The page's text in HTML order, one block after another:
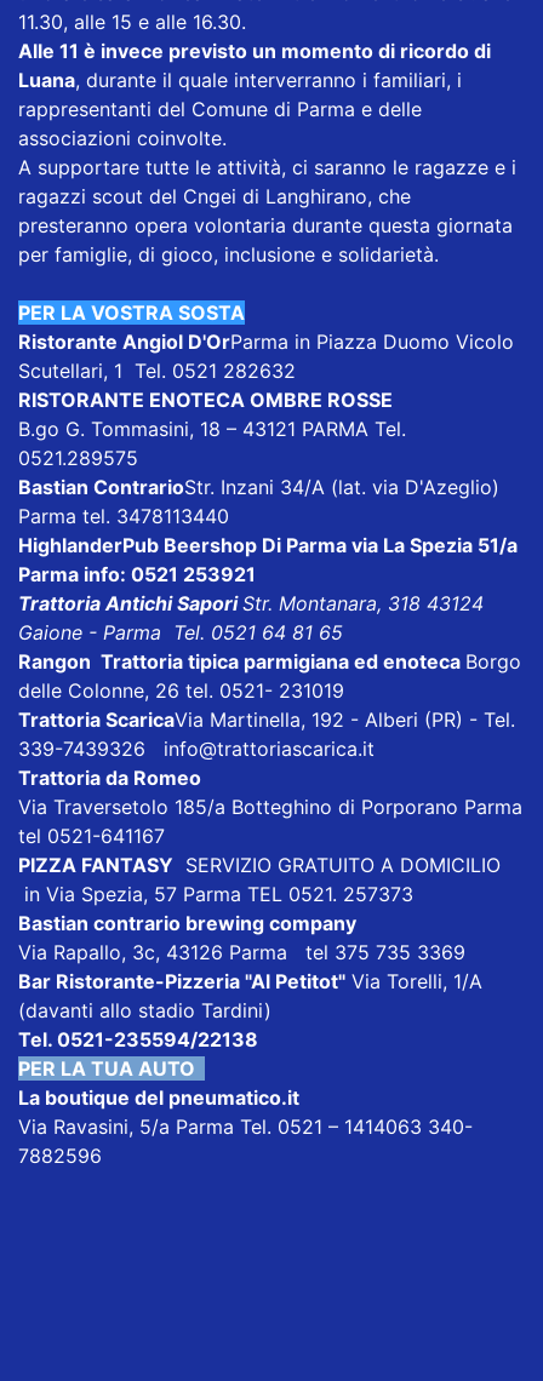
11.30, alle 15 e alle 16.30.
Alle 11 è invece previsto un momento di ricordo di
Luana, durante il quale interverranno i familiari, i
rappresentanti del Comune di Parma e delle
associazioni coinvolte.
A supportare tutte le attività, ci saranno le ragazze e i
ragazzi scout del Cngei di Langhirano, che
presteranno opera volontaria durante questa giornata
per famiglie, di gioco, inclusione e solidarietà.
PER LA VOSTRA SOSTA
Ristorante Angiol D'OrParma in Piazza Duomo Vicolo
Scutellari, 1 Tel. 0521 282632
RISTORANTE ENOTECA OMBRE ROSSE
B.go G. Tommasini, 18 – 43121 PARMA Tel.
0521.289575
Bastian ContrarioStr. Inzani 34/A (lat. via D'Azeglio)
Parma tel. 3478113440
HighlanderPub Beershop Di Parma via La Spezia 51/a
Parma info: 0521 253921
Trattoria Antichi SaporiStr. Montanara, 318 43124
Gaione - Parma Tel. 0521 64 81 65
Rangon Trattoria tipica parmigiana ed enoteca Borgo
delle Colonne, 26 tel. 0521- 231019
Trattoria ScaricaVia Martinella, 192 - Alberi (PR) - Tel.
339-7439326 info@trattoriascarica.it
Trattoria da Romeo
Via Traversetolo 185/a Botteghino di Porporano Parma
tel 0521-641167
PIZZA FANTASY SERVIZIO GRATUITO A DOMICILIO
in Via Spezia, 57 Parma TEL 0521. 257373
Bastian contrario brewing company
Via Rapallo, 3c, 43126 Parma tel 375 735 3369
Bar Ristorante-Pizzeria "Al Petitot" Via Torelli, 1/A
(davanti allo stadio Tardini)
Tel. 0521-235594/22138
PER LA TUA AUTO
La boutique del pneumatico.it
Via Ravasini, 5/a Parma Tel. 0521 – 1414063 340-
7882596